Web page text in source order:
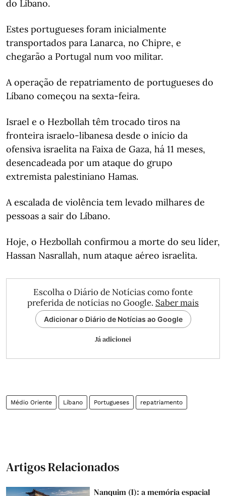
do Líbano.
Estes portugueses foram inicialmente
transportados para Lanarca, no Chipre, e
chegarão a Portugal num voo militar.
A operação de repatriamento de portugueses do
Líbano começou na sexta-feira.
Israel e o Hezbollah têm trocado tiros na
fronteira israelo-libanesa desde o início da
ofensiva israelita na Faixa de Gaza, há 11 meses,
desencadeada por um ataque do grupo
extremista palestiniano Hamas.
A escalada de violência tem levado milhares de
pessoas a sair do Líbano.
Hoje, o Hezbollah confirmou a morte do seu líder,
Hassan Nasrallah, num ataque aéreo israelita.
Escolha o Diário de Notícias como fonte
preferida de notícias no Google. Saber mais
Adicionar o Diário de Notícias ao Google
Já adicionei
Médio Oriente Líbano Portugueses repatriamento
Artigos Relacionados
Nanquim (I): a memória espacial